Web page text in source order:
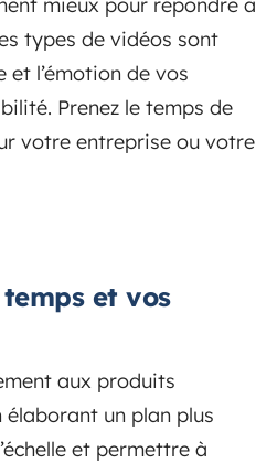
types de vidéos sont
l’émotion de vos
Prenez le temps de
votre entreprise ou votre
et vos
aux produits
un plan plus
et permettre à